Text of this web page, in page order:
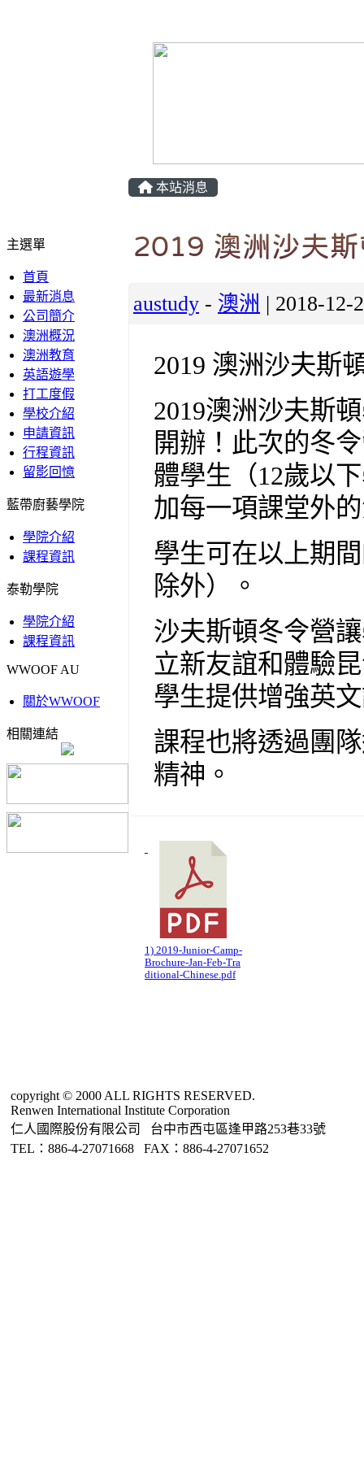
主選單
首頁
最新消息
公司簡介
澳洲概況
澳洲教育
英語遊學
打工度假
學校介紹
申請資訊
行程資訊
留影回憶
藍帶廚藝學院
學院介紹
課程資訊
泰勒學院
學院介紹
課程資訊
WWOOF AU
關於WWOOF
相關連結
本站消息
2019 澳洲沙夫
austudy - 澳洲 | 2018-12-
2019 澳洲沙夫斯
2019澳洲沙夫斯
開辦！此次的冬
體學生（12歲以
加每一項課堂外
學生可在以上期
除外）。
沙夫斯頓冬令營
立新友誼和體驗
學生提供增強英
課程也將透過團
精神。
1) 2019-Junior-Camp-
Brochure-Jan-Feb-Tra
ditional-Chinese.pdf
copyright © 2000 ALL RIGHTS RESERVED.
Renwen International Institute Corporation
仁人國際股份有限公司 台中市西屯區逢甲路253巷33號
TEL：886-4-27071668 FAX：886-4-27071652